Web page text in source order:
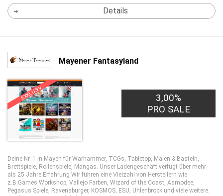
Details
Mayener Fantasyland
EXKLUSIV
3,00%
PRO SALE
Deine Nr. 1 in Mayen für Warhammer, TCGs, Tabletop, Malen & Basteln,
Brettspiele, Rollenspiele, Mangas. Unser Ladengeschäft verfügt über mehr
als 25 Jahre Erfahrung Wir führen eine Vielzahl von Herstellern wie
z.B.Games Workshop, Vallejo Farben, Wizard of the Coast, Asmodee,
Pegasus Spiele, Ravensburger, KOSMOS, ESU, Uhlenbrock und viele weitere.